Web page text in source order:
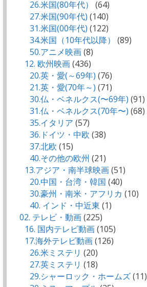
26.米国(80年代）
(64)
27.米国(90年代) (140)
31.米国(00年代) (122)
34.米国（10年代以降）
(89)
50.アニメ映画(8)
12. 欧州映画(436)
20.英・愛(～69年) (76)
21.英・愛(70年～) (71)
30.仏・ベネルクス(〜69年) (91)
31.仏・ベネルクス(70年〜) (68)
35.イタリア (57)
36.ドイツ・中欧 (38)
37.北欧 (15)
40.その他の欧州 (21)
13.アジア・南半球映画(51)
20.中国・台湾・韓国 (40)
30.豪州・南米・アフリカ (10)
40. インド・中近東 (1)
02. テレビ・動画(225)
16. 国内テレビ動画(105)
17.海外テレビ動画(126)
26.米ミステリ (20)
27.英ミステリ (18)
29.シャーロック・ホームズ(11)